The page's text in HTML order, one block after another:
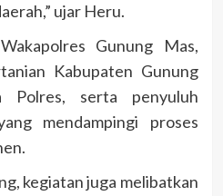
ujar Heru.
Gunung Mas,
Kabupaten Gunung
Polres, serta penyuluh
mendampingi proses
kegiatan juga melibatkan